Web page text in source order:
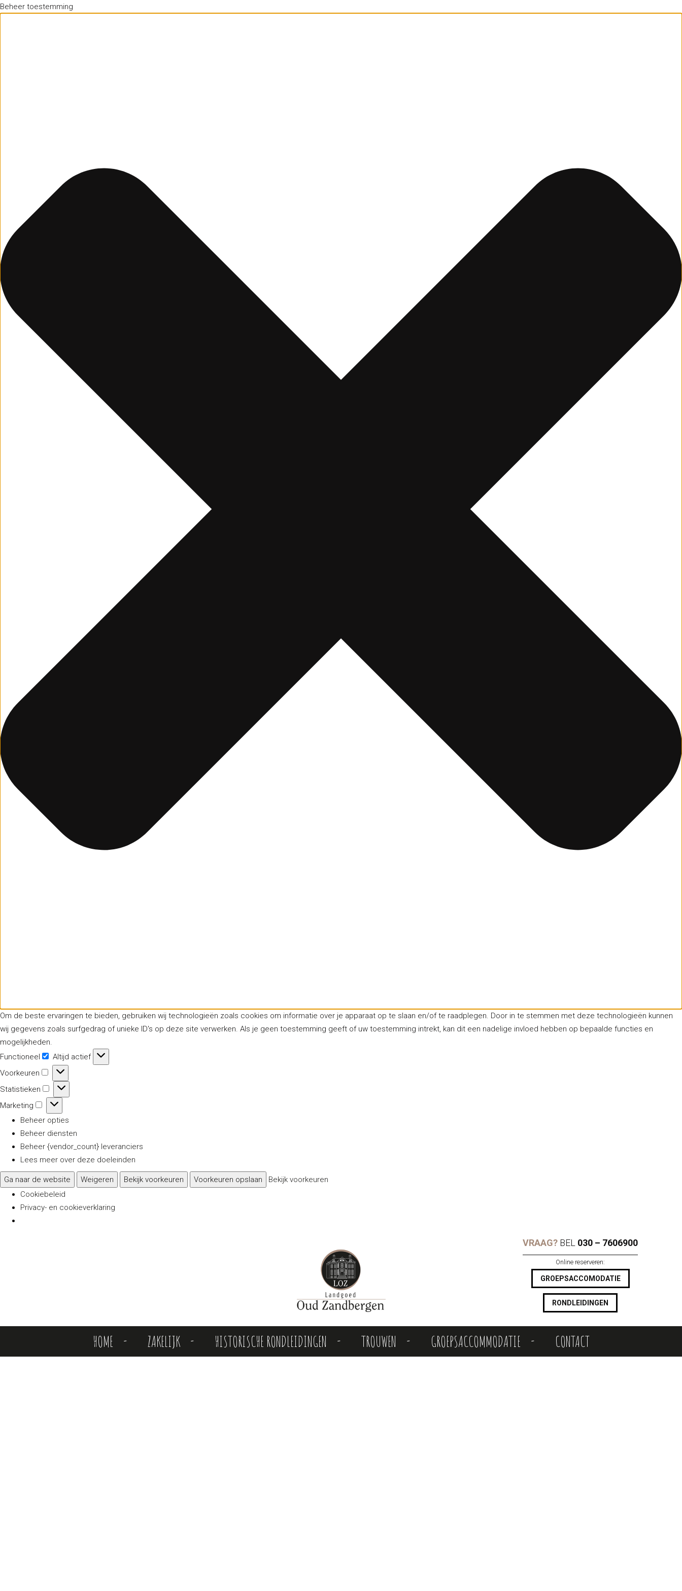
Beheer toestemming
Om de beste ervaringen te bieden, gebruiken wij technologieën zoals cookies om informatie over je apparaat op te slaan en/of te raadplegen. Door in te stemmen met deze technologieën kunnen
wij gegevens zoals surfgedrag of unieke ID's op deze site verwerken. Als je geen toestemming geeft of uw toestemming intrekt, kan dit een nadelige invloed hebben op bepaalde functies en
mogelijkheden.
Functioneel
Functioneel
Altijd actief
Voorkeuren
Voorkeuren
Statistieken
Statistieken
Marketing
Marketing
Beheer opties
Beheer diensten
Beheer {vendor_count} leveranciers
Lees meer over deze doeleinden
Ga naar de website Weigeren Bekijk voorkeuren Voorkeuren opslaan
Bekijk voorkeuren
Cookiebeleid
Privacy- en cookieverklaring
VRAAG? BEL 030 – 7606900
Online reserveren:
GROEPSACCOMODATIE
RONDLEIDINGEN
HOME ZAKELIJK HISTORISCHE RONDLEIDINGEN TROUWEN GROEPSACCOMMODATIE CONTACT